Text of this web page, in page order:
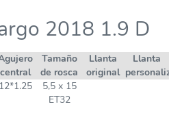
2018 1.9 D
central
Tamaño
de rosca
Llanta
original
Llanta
12*1.25
5,5 x 15
ET32